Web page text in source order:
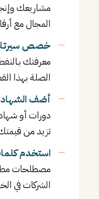
مشاريعك
المجال مع
خصص سيرتك
معرفتك
الصلة بهذا
أضف
تزيد من
استخدم
مصطلحات
الشركات في